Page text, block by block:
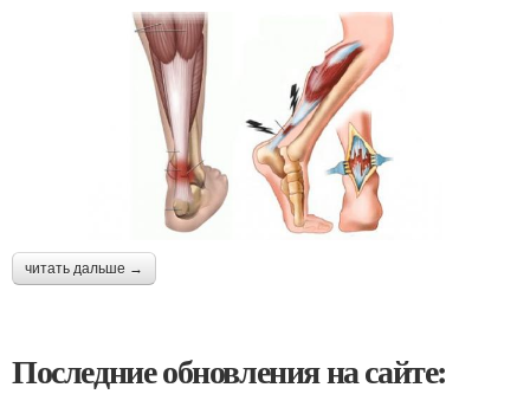
читать дальше →
Последние обновления на сайте: